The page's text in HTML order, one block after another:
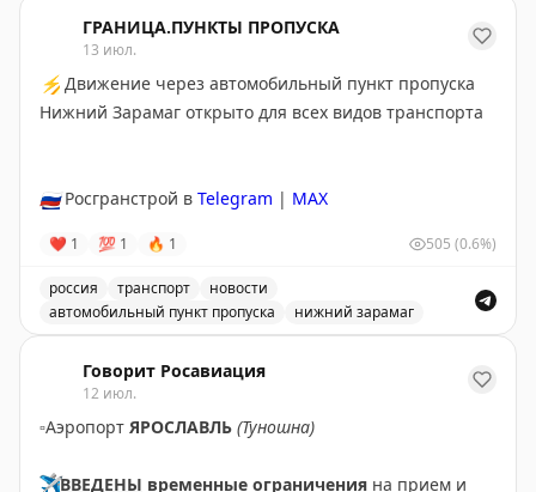
ГРАНИЦА.ПУНКТЫ ПРОПУСКА
13 июл.
⚡ Движение через автомобильный пункт пропуска
Нижний Зарамаг открыто для всех видов транспорта
🇷🇺Росгранстрой в Telegram | MAX
❤ 1 💯 1 🔥 1 505 (0.6%)
россия транспорт
новости
автомобильный пункт пропуска
нижний зарамаг
Говорит Росавиация
12 июл.
▫️Аэропорт ЯРОСЛАВЛЬ (Туношна)
✈️ВВЕДЕНЫ временные ограничения на прием и